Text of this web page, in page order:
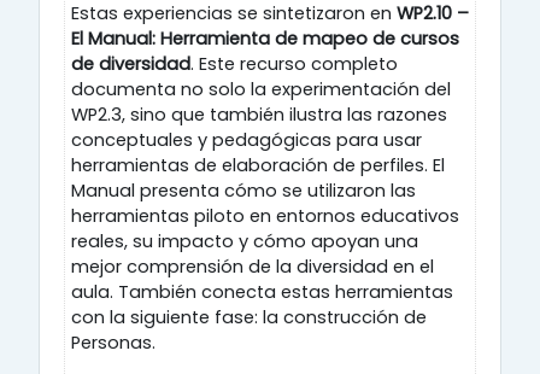
Estas experiencias se sintetizaron en WP2.10 –
El Manual: Herramienta de mapeo de cursos
de diversidad. Este recurso completo
documenta no solo la experimentación del
WP2.3, sino que también ilustra las razones
conceptuales y pedagógicas para usar
herramientas de elaboración de perfiles. El
Manual presenta cómo se utilizaron las
herramientas piloto en entornos educativos
reales, su impacto y cómo apoyan una
mejor comprensión de la diversidad en el
aula. También conecta estas herramientas
con la siguiente fase: la construcción de
Personas.